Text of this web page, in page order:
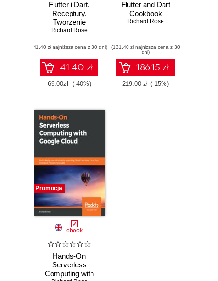
Flutter i Dart.
Receptury.
Tworzenie
chmurowych
Richard Rose
(41,40 zł najniższa cena z 30 dni)
41.40 zł
69.00zł (-40%)
Flutter and Dart
Cookbook
Richard Rose
(131,40 zł najniższa cena z 30
dni)
186.15 zł
219.00 zł (-15%)
Promocja
ebook
Hands-On
Serverless
Computing with